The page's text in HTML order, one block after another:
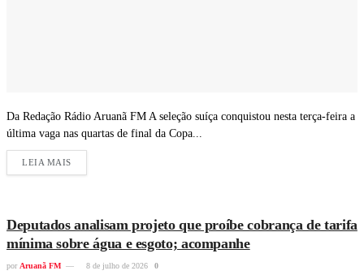
Da Redação Rádio Aruanã FM A seleção suíça conquistou nesta terça-feira a
última vaga nas quartas de final da Copa...
LEIA MAIS
Deputados analisam projeto que proíbe cobrança de tarifa
mínima sobre água e esgoto; acompanhe
por Aruanã FM 8 de julho de 2026 0